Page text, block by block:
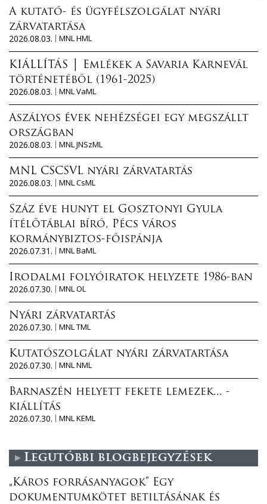
A kutató- és ügyfélszolgálat nyári
zárvatartása
2026.08.03.
MNL HML
KIÁLLÍTÁS │ Emlékek a Savaria Karnevál
történetéből (1961-2025)
2026.08.03.
MNL VaML
Aszályos évek nehézségei egy megszállt
országban
2026.08.03.
MNL JNSzML
MNL CSCSVL nyári zárvatartás
2026.08.03.
MNL CsML
Száz éve hunyt el Gosztonyi Gyula
ítélőtáblai bíró, Pécs város
kormánybiztos-főispánja
2026.07.31.
MNL BaML
Irodalmi folyóiratok helyzete 1986-ban
2026.07.30.
MNL OL
Nyári zárvatartás
2026.07.30.
MNL TML
Kutatószolgálat nyári zárvatartása
2026.07.30.
MNL NML
Barnaszén helyett fekete lemezek... -
kiállítás
2026.07.30.
MNL KEML
Legutóbbi blogbejegyzések
„Káros forrásanyagok” Egy
dokumentumkötet betiltásának és